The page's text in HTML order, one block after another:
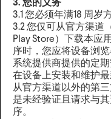
3. 您的义务
3.1 您必须年满18 周岁
3.2 您仅可从官方渠道
Play Store）下载本应
序时，您应将设备浏
系统提供商提供的定
在设备上安装和维护
从官方渠道以外的第
是未经验证且请求与
序。